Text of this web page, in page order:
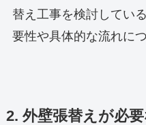
替え工事を検討してい
要性や具体的な流れに
2. 外壁張替えが必